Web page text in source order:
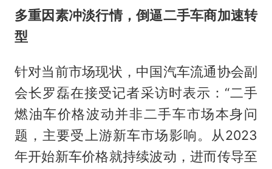
多重因素冲淡行情，倒逼二手车商加速转
型
针对当前市场现状，中国汽车流通协会副
会长罗磊在接受记者采访时表示：“二手
燃油车价格波动并非二手车市场本身问
题，主要受上游新车市场影响。从2023
年开始新车价格就持续波动，进而传导至